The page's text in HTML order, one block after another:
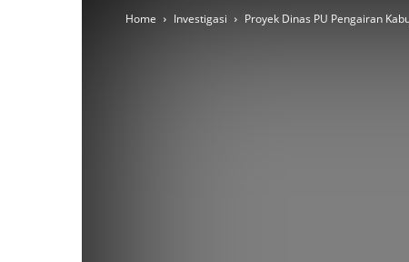
Home Investigasi Proyek Dinas PU Pengairan